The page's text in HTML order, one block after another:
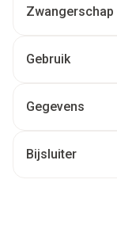
Zwangerschap
Gebruik
Gegevens
Bijsluiter